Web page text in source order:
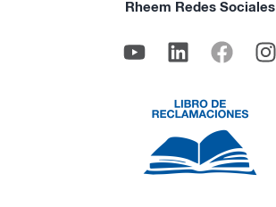
Rheem Redes Sociales